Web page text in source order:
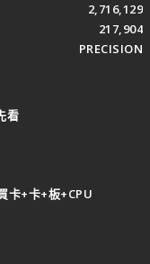
2,716,129
217,904
PRECISION
看
卡+卡+板+CPU